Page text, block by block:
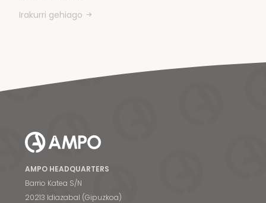
Irakurri gehiago
AMPO HEADQUARTERS
Barrio Katea S/N
20213 Idiazabal (Gipuzkoa)